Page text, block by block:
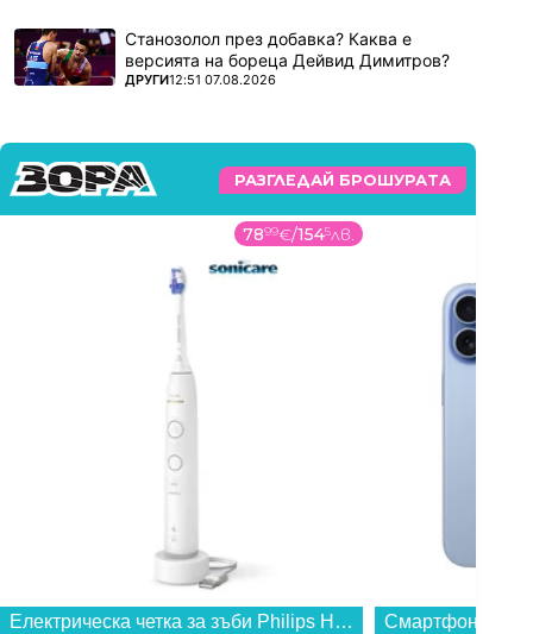
Станозолол през добавка? Каква е
версията на бореца Дейвид Димитров?
ПОВЕЧЕ ОТ
ДРУГИ12:51 07.08.2026
РАЗГЛЕДАЙ БРОШУРАТА
7899€/1545лв.
Електрическа четка за зъби Philips HX7400/01 Sonicare...